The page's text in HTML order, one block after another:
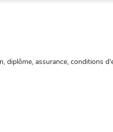
assurance, conditions